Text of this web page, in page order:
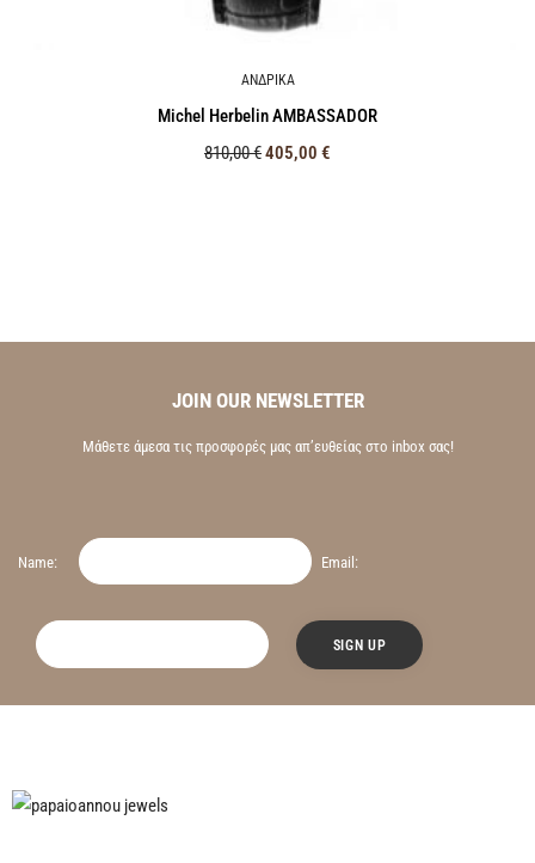
ΑΝΔΡΙΚΑ
Michel Herbelin AMBASSADOR
810,00€405,00 €
JOIN OUR NEWSLETTER
Μάθετε άμεσα τις προσφορές μας απ’ευθείας στο inbox σας!
Name: Email: